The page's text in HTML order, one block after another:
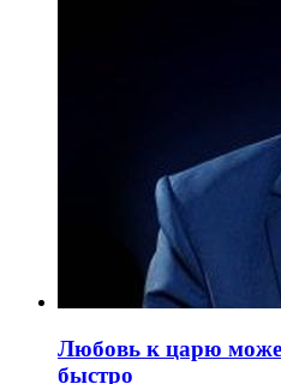
Любовь к царю
быстро